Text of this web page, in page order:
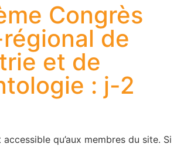
Congrès
de
et de
: j-2
accessible qu’aux membres du site. Si